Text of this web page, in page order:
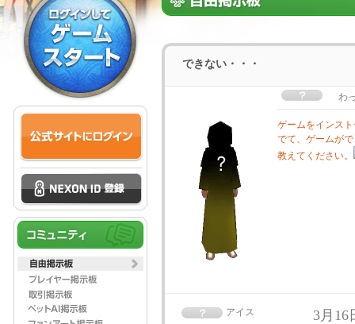
できない・・・
わ
ゲームをインス
でて、ゲームが
教えてください。
アイス
3月16